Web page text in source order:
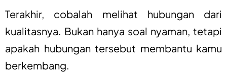
Terakhir, cobalah melihat hubungan dari
kualitasnya. Bukan hanya soal nyaman, tetapi
apakah hubungan tersebut membantu kamu
berkembang.